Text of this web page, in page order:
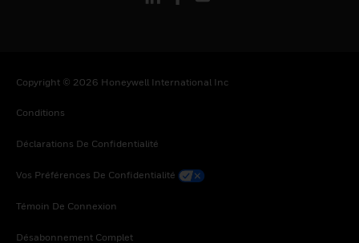
Copyright © 2026 Honeywell International Inc
Conditions
Déclarations De Confidentialité
Vos Préférences De Confidentialité
Témoin De Connexion
Désabonnement Complet